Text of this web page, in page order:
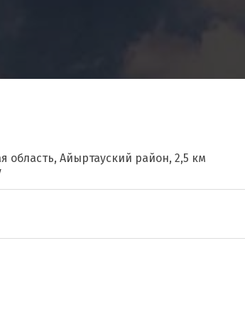
область, Айыртауский район, 2,5 км